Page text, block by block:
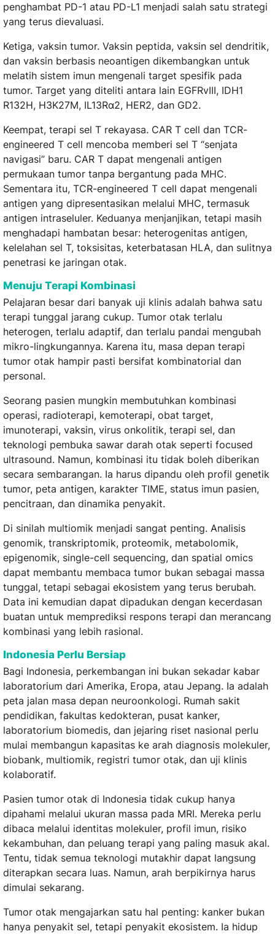
penghambat PD-1 atau PD-L1 menjadi salah satu strategi
yang terus dievaluasi.
Ketiga, vaksin tumor. Vaksin peptida, vaksin sel dendritik,
dan vaksin berbasis neoantigen dikembangkan untuk
melatih sistem imun mengenali target spesifik pada
tumor. Target yang diteliti antara lain EGFRvIII, IDH1
R132H, H3K27M, IL13Rα2, HER2, dan GD2.
Keempat, terapi sel T rekayasa. CAR T cell dan TCR-
engineered T cell mencoba memberi sel T “senjata
navigasi” baru. CAR T dapat mengenali antigen
permukaan tumor tanpa bergantung pada MHC.
Sementara itu, TCR-engineered T cell dapat mengenali
antigen yang dipresentasikan melalui MHC, termasuk
antigen intraseluler. Keduanya menjanjikan, tetapi masih
menghadapi hambatan besar: heterogenitas antigen,
kelelahan sel T, toksisitas, keterbatasan HLA, dan sulitnya
penetrasi ke jaringan otak.
Menuju Terapi Kombinasi
Pelajaran besar dari banyak uji klinis adalah bahwa satu
terapi tunggal jarang cukup. Tumor otak terlalu
heterogen, terlalu adaptif, dan terlalu pandai mengubah
mikro-lingkungannya. Karena itu, masa depan terapi
tumor otak hampir pasti bersifat kombinatorial dan
personal.
Seorang pasien mungkin membutuhkan kombinasi
operasi, radioterapi, kemoterapi, obat target,
imunoterapi, vaksin, virus onkolitik, terapi sel, dan
teknologi pembuka sawar darah otak seperti focused
ultrasound. Namun, kombinasi itu tidak boleh diberikan
secara sembarangan. Ia harus dipandu oleh profil genetik
tumor, peta antigen, karakter TIME, status imun pasien,
pencitraan, dan dinamika penyakit.
Di sinilah multiomik menjadi sangat penting. Analisis
genomik, transkriptomik, proteomik, metabolomik,
epigenomik, single-cell sequencing, dan spatial omics
dapat membantu membaca tumor bukan sebagai massa
tunggal, tetapi sebagai ekosistem yang terus berubah.
Data ini kemudian dapat dipadukan dengan kecerdasan
buatan untuk memprediksi respons terapi dan merancang
kombinasi yang lebih rasional.
Indonesia Perlu Bersiap
Bagi Indonesia, perkembangan ini bukan sekadar kabar
laboratorium dari Amerika, Eropa, atau Jepang. Ia adalah
peta jalan masa depan neuroonkologi. Rumah sakit
pendidikan, fakultas kedokteran, pusat kanker,
laboratorium biomedis, dan jejaring riset nasional perlu
mulai membangun kapasitas ke arah diagnosis molekuler,
biobank, multiomik, registri tumor otak, dan uji klinis
kolaboratif.
Pasien tumor otak di Indonesia tidak cukup hanya
dipahami melalui ukuran massa pada MRI. Mereka perlu
dibaca melalui identitas molekuler, profil imun, risiko
kekambuhan, dan peluang terapi yang paling masuk akal.
Tentu, tidak semua teknologi mutakhir dapat langsung
diterapkan secara luas. Namun, arah berpikirnya harus
dimulai sekarang.
Tumor otak mengajarkan satu hal penting: kanker bukan
hanya penyakit sel, tetapi penyakit ekosistem. Ia hidup